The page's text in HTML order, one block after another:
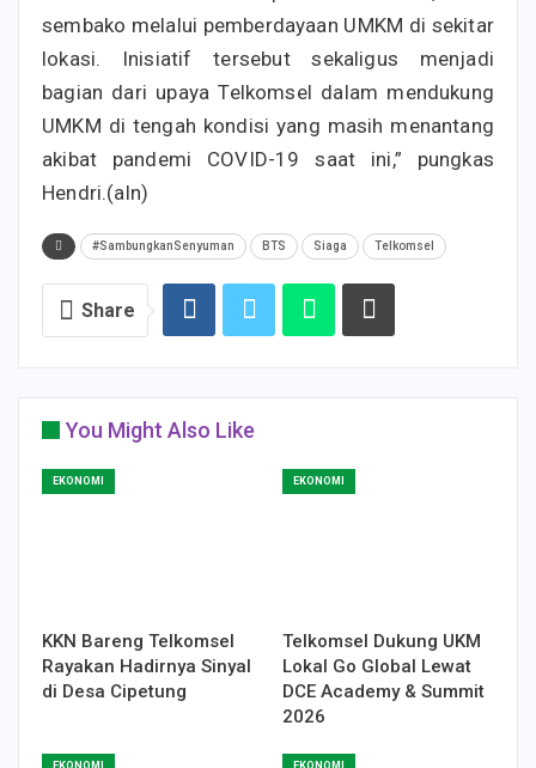
sembako melalui pemberdayaan UMKM di sekitar
lokasi. Inisiatif tersebut sekaligus menjadi
bagian dari upaya Telkomsel dalam mendukung
UMKM di tengah kondisi yang masih menantang
akibat pandemi COVID-19 saat ini,” pungkas
Hendri.(aln)
#SambungkanSenyuman BTS Siaga Telkomsel
Share
You Might Also Like
EKONOMI
KKN Bareng Telkomsel
Rayakan Hadirnya Sinyal
di Desa Cipetung
EKONOMI
Telkomsel Dukung UKM
Lokal Go Global Lewat
DCE Academy & Summit
2026
EKONOMI EKONOMI